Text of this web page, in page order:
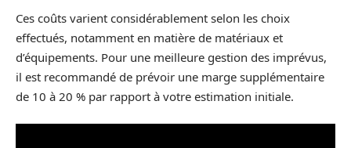
Ces coûts varient considérablement selon les choix
effectués, notamment en matière de matériaux et
d’équipements. Pour une meilleure gestion des imprévus,
il est recommandé de prévoir une marge supplémentaire
de 10 à 20 % par rapport à votre estimation initiale.